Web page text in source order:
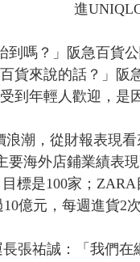
進
到嗎？」阪急百貨
貨來說的話？」阪
到年輕人歡迎，是
潮，從財報表現看
要海外店鋪業績表
標是100家；
10億元，每週進貨2
張祐誠：「我們